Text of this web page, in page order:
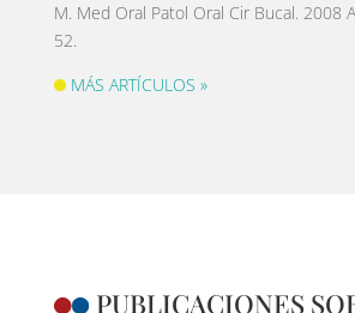
M. Med Oral Patol Oral Cir Bucal. 2008
52.
MÁS ARTÍCULOS »
PUBLICACIONES